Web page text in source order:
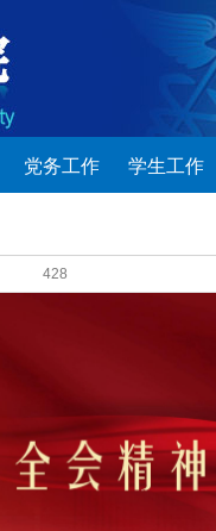
党务工作 学生工作
428